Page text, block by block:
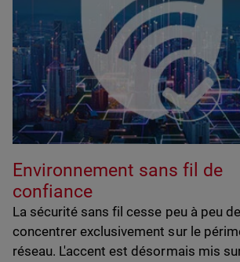
Environnement sans fil de
confiance
La sécurité sans fil cesse peu à peu
concentrer exclusivement sur le
réseau. L'accent est désormais mis